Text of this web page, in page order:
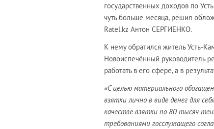
государственных доходов по
чуть больше месяца, решил
Ratel.kz Антон СЕРГИЕНКО.
К нему обратился житель Усть-
Новоиспечённый руководитель
работать в его сфере, а в
«С целью материального
взятки лично в виде денег для
качестве взятки по 80 тысяч
требованиями госслужащего